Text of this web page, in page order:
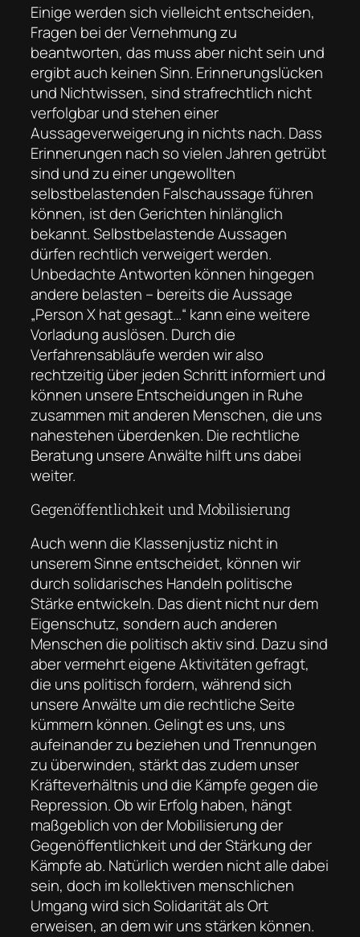
Einige werden sich vielleicht entscheiden,
Fragen bei der Vernehmung zu
beantworten, das muss aber nicht sein und
ergibt auch keinen Sinn. Erinnerungslücken
und Nichtwissen, sind strafrechtlich nicht
verfolgbar und stehen einer
Aussageverweigerung in nichts nach. Dass
Erinnerungen nach so vielen Jahren getrübt
sind und zu einer ungewollten
selbstbelastenden Falschaussage führen
können, ist den Gerichten hinlänglich
bekannt. Selbstbelastende Aussagen
dürfen rechtlich verweigert werden.
Unbedachte Antworten können hingegen
andere belasten – bereits die Aussage
„Person X hat gesagt…“ kann eine weitere
Vorladung auslösen. Durch die
Verfahrensabläufe werden wir also
rechtzeitig über jeden Schritt informiert und
können unsere Entscheidungen in Ruhe
zusammen mit anderen Menschen, die uns
nahestehen überdenken. Die rechtliche
Beratung unsere Anwälte hilft uns dabei
weiter.
Gegenöffentlichkeit und Mobilisierung
Auch wenn die Klassenjustiz nicht in
unserem Sinne entscheidet, können wir
durch solidarisches Handeln politische
Stärke entwickeln. Das dient nicht nur dem
Eigenschutz, sondern auch anderen
Menschen die politisch aktiv sind. Dazu sind
aber vermehrt eigene Aktivitäten gefragt,
die uns politisch fordern, während sich
unsere Anwälte um die rechtliche Seite
kümmern können. Gelingt es uns, uns
aufeinander zu beziehen und Trennungen
zu überwinden, stärkt das zudem unser
Kräfteverhältnis und die Kämpfe gegen die
Repression. Ob wir Erfolg haben, hängt
maßgeblich von der Mobilisierung der
Gegenöffentlichkeit und der Stärkung der
Kämpfe ab. Natürlich werden nicht alle dabei
sein, doch im kollektiven menschlichen
Umgang wird sich Solidarität als Ort
erweisen, an dem wir uns stärken können.